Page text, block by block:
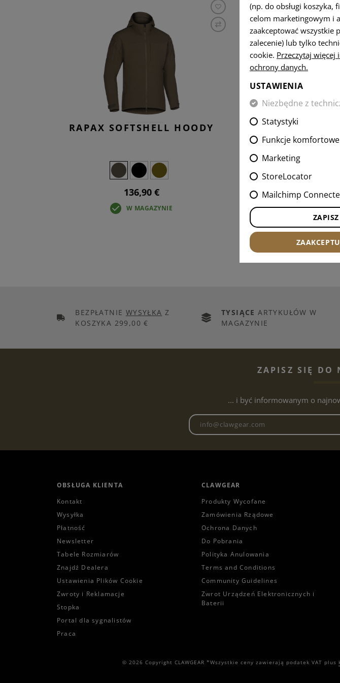
RAPAX SOFTSHELL HOODY
136,90 €
W MAGAZYNIE
BEZPŁATNIE WYSYŁKA Z
KOSZYKA 299,00 €
TYSIĄCE ARTYKUŁÓW W
MAGAZYNIE
ZAPISZ SIĘ DO
... i być informowanym o
OBSŁUGA KLIENTA
Kontakt
Wysyłka
Płatność
Newsletter
Tabele Rozmiarów
Znajdź Dealera
Ustawienia Plików Cookie
Zwroty i Reklamacje
Stopka
Portal dla sygnalistów
Praca
CLAWGEAR
Produkty Wycofane
Zamówienia Rządowe
Ochrona Danych
Do Pobrania
Polityka Anulowania
Terms and Conditions
Community Guidelines
Zwrot Urządzeń Elektronicznych i
Baterii
© 2026 Copyright CLAWGEAR *Wszystkie ceny zawierają podatek VAT plus
(np. do obsługi koszyka,
celom marketingowym i
zaakceptować wszystkie
zalecenie) lub tylko
cookie. Przeczytaj
ochrony danych.
USTAWIENIA
Niezbędne z
Statystyki
Funkcje komfortowe
Marketing
StoreLocator
Mailchimp